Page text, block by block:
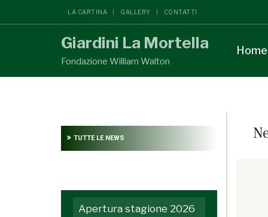
LA CARTINA GALLERY CONTATTI
Giardini La Mortella
Fondazione William Walton
Home
TUTTE LE NEWS
Apertura stagione 2026